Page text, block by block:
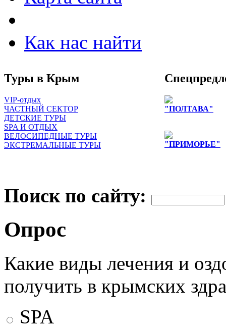
Как нас найти
Туры в Крым
VIP-отдых
ЧАСТНЫЙ СЕКТОР
ДЕТСКИЕ ТУРЫ
SPA И ОТДЫХ
ВЕЛОСИПЕДНЫЕ ТУРЫ
ЭКСТРЕМАЛЬНЫЕ ТУРЫ
"ПОЛТАВА"
"ПРИМОРЬЕ"
Поиск по сайту:
Опрос
Какие виды лечения и
получить в крымских
SPA